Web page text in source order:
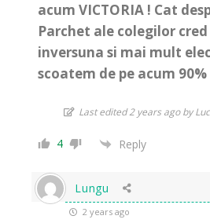
acum VICTORIA ! Cat
Parchet ale colegilor
inversuna si mai mult
scoatem de pe acum 90%
Last edited 2 years ago by
4 Reply
Lungu
2 years ago